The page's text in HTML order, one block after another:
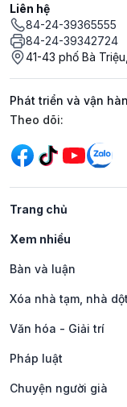
Liên hệ
84-24-39365555
84-24-39342724
41-43 phố Bà
Phát triển và vận
Mạng xã hội
Theo dõi:
Trang chủ
Xem nhiều
Bàn và luận
Xóa nhà tạm, nhà
Văn hóa - Giải trí
Pháp luật
Chuyện người già